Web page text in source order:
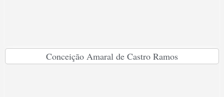
Conceição Amaral de Castro Ramos